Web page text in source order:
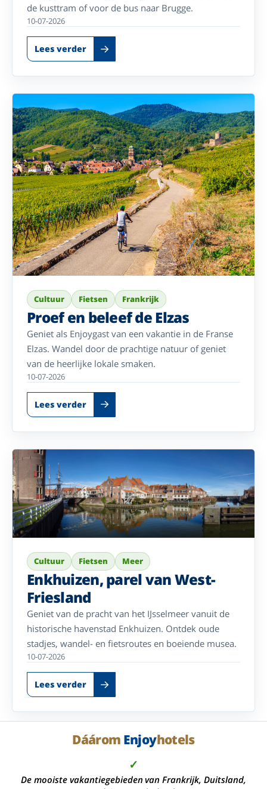
de kusttram of voor de bus naar Brugge.
10-07-2026
Lees verder
Cultuur Fietsen Frankrijk
Proef en beleef de Elzas
Geniet als Enjoygast van een vakantie in de Franse
Elzas. Wandel door de prachtige natuur of geniet
van de heerlijke lokale smaken.
10-07-2026
Lees verder
Cultuur Fietsen Meer
Enkhuizen, parel van West-
Friesland
Geniet van de pracht van het IJsselmeer vanuit de
historische havenstad Enkhuizen. Ontdek oude
stadjes, wandel- en fietsroutes en boeiende musea.
10-07-2026
Lees verder
Dáárom Enjoyhotels
✓
De mooiste vakantiegebieden van Frankrijk, Duitsland,